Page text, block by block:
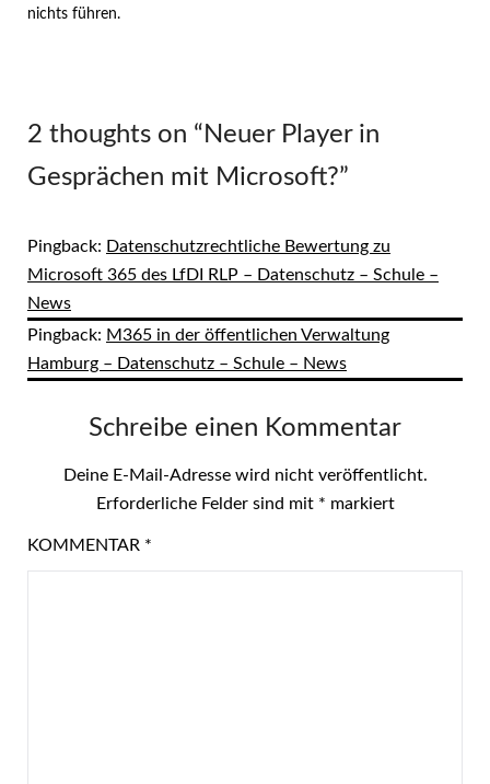
nichts führen.
2 thoughts on “ Neuer Player in
Gesprächen mit Microsoft?”
Pingback: Datenschutzrechtliche Bewertung zu
Microsoft 365 des LfDI RLP – Datenschutz – Schule –
News
Pingback: M365 in der öffentlichen Verwaltung
Hamburg – Datenschutz – Schule – News
Schreibe einen Kommentar
Deine E-Mail-Adresse wird nicht veröffentlicht.
Erforderliche Felder sind mit * markiert
KOMMENTAR *